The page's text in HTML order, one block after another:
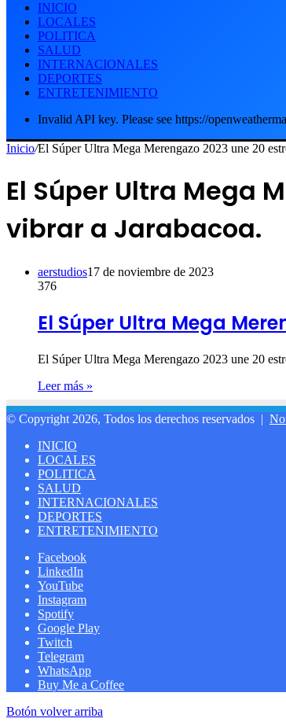
INICIO
LOCALES
POLITICA
SALUD
INTERNACIONALES
DEPORTES
ENTRETENIMIENTO
Invalid API key. Please see https://
Inicio/El Súper Ultra Mega Merengazo 2023 une 20
El Súper Ultra Mega
vibrar a Jarabacoa.
aerstudios17 de noviembre de 2023
376
El Súper Ultra Mega
El Súper Ultra Mega Merengazo 2023 une 20
Leer más »
© Copyright 2026, Todos los derechos reservados |
INICIO
LOCALES
POLITICA
SALUD
INTERNACIONALES
DEPORTES
ENTRETENIMIENTO
Facebook
LinkedIn
YouTube
Instagram
Spotify
Google Play
Twitch
Telegram
WhatsApp
Buy Me a Coffee
Botón volver arriba